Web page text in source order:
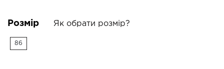
Розмір Як обрати розмір?
86